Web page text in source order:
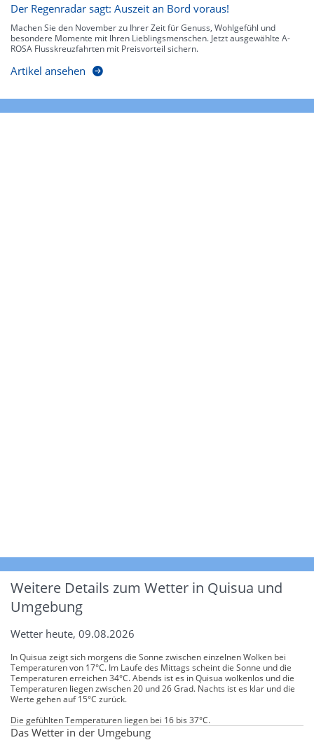
Der Regenradar sagt: Auszeit an Bord voraus!
Machen Sie den November zu Ihrer Zeit für Genuss, Wohlgefühl und
besondere Momente mit Ihren Lieblingsmenschen. Jetzt ausgewählte A-
ROSA Flusskreuzfahrten mit Preisvorteil sichern.
Artikel ansehen
Weitere Details zum Wetter in Quisua und
Umgebung
Wetter heute, 09.08.2026
In Quisua zeigt sich morgens die Sonne zwischen einzelnen Wolken bei
Temperaturen von 17°C. Im Laufe des Mittags scheint die Sonne und die
Temperaturen erreichen 34°C. Abends ist es in Quisua wolkenlos und die
Temperaturen liegen zwischen 20 und 26 Grad. Nachts ist es klar und die
Werte gehen auf 15°C zurück.
Die gefühlten Temperaturen liegen bei 16 bis 37°C.
Das Wetter in der Umgebung